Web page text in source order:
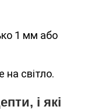
1 мм або
на світло.
і які